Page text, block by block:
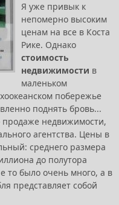
Я уже привык к
непомерно высоким
ценам на все в Коста
Рике. Однако
стоимость
недвижимости в
маленьком
побережье
поднять бровь...
продаже недвижимости,
агентства. Цены в
среднего размера
до полутора
то было очень много, а в
представляет собой